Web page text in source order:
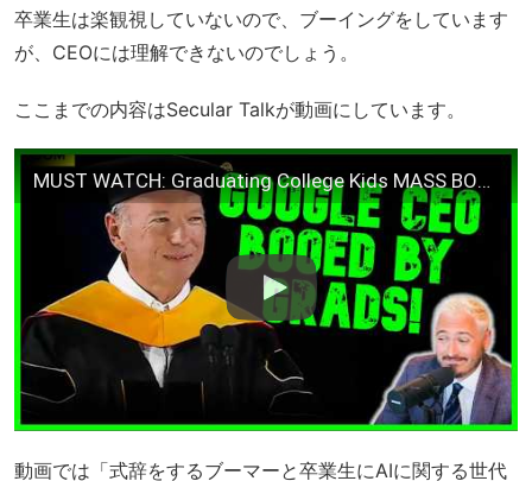
卒業生は楽観視していないので、ブーイングをしています
が、CEOには理解できないのでしょう。
ここまでの内容はSecular Talkが動画にしています。
MUST WATCH: Graduating College Kids MASS BOO AI In Google CEO Speech
動画では「式辞をするブーマーと卒業生にAIに関する世代